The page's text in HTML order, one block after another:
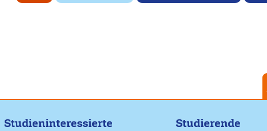
Studieninteressierte Studierende